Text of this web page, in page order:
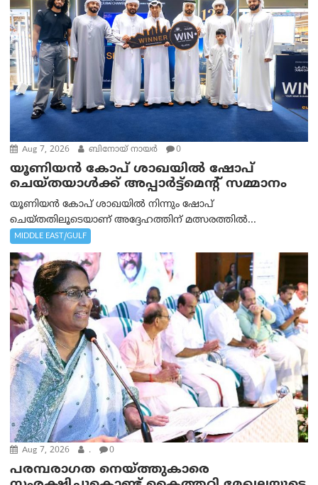
Aug 7, 2026 ബിനോയ് നായര്‍ 0
യൂണിയൻ കോപ് ശാഖയിൽ ഷോപ്
ചെയ്തയാൾക്ക് അപ്പാർട്ട്മെന്റ് സമ്മാനം
യൂണിയൻ കോപ് ശാഖയിൽ നിന്നും ഷോപ്
ചെയ്തതിലൂടെയാണ് അദ്ദേഹത്തിന് മത്സരത്തിൽ...
MIDDLE EAST/GULF
Aug 7, 2026 . 0
പരമ്പരാഗത നെയ്ത്തുകാരെ